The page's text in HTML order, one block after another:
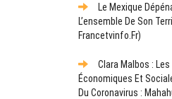
Le Mexique
L’ensemble De Son
Francetvinfo.fr)
Clara Malbos :
Économiques Et
Du Coronavirus :